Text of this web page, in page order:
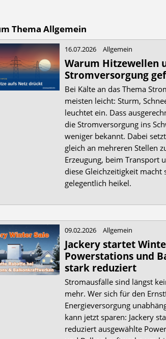
Thema Allgemein
16.07.2026 Allgemein
Warum Hitzewellen
Stromversorgung
Bei Kälte an das Thema
meisten leicht: Sturm,
leuchtet ein. Dass
die Stromversorgung ins
weniger bekannt. Dabei
gleich an mehreren Stellen
Erzeugung, beim Transport
diese Gleichzeitigkeit macht
gelegentlich heikel.
09.02.2026 Allgemein
Jackery startet
Powerstations und
stark reduziert
Stromausfälle sind längst
mehr. Wer sich für den
Energieversorgung
kann jetzt sparen: Jackery
reduziert ausgewählte